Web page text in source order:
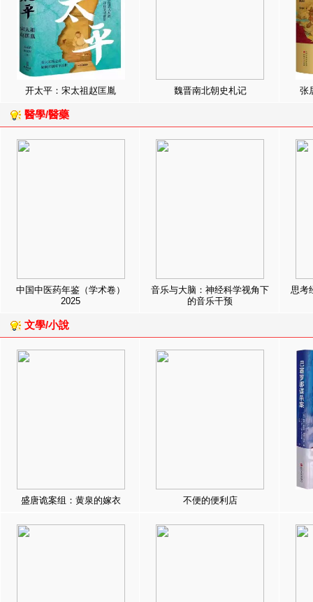
开太平：宋太祖赵匡胤 魏晋南北朝史札记 张
醫學/醫藥
中国中医药年鉴（学术卷）
2025
音乐与大脑：神经科学视角下
的音乐干预
思考
文學/小說
盛唐诡案组：黄泉的嫁衣 不便的便利店